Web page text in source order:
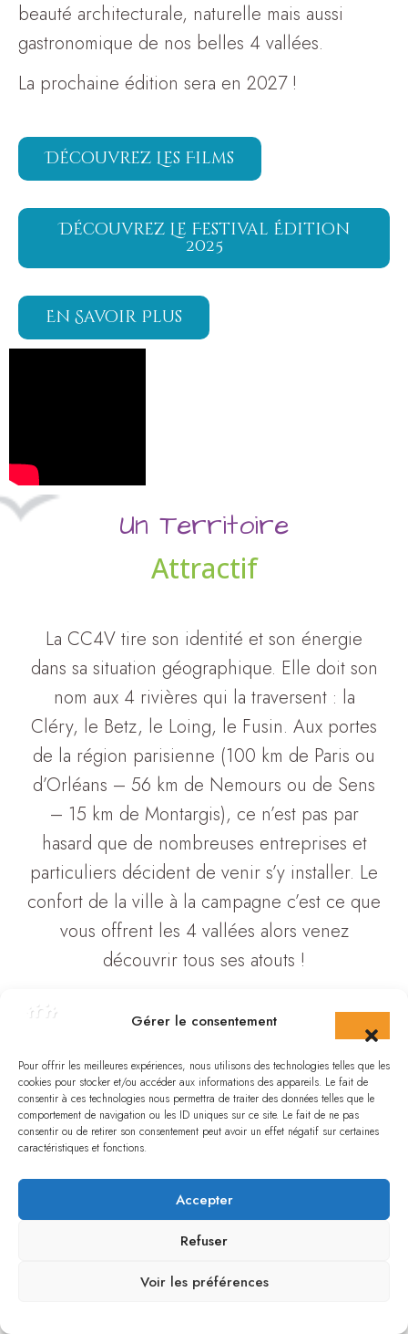
Gérer le consentement
Pour offrir les meilleures expériences, nous utilisons des technologies telles que les
cookies pour stocker et/ou accéder aux informations des appareils. Le fait de
consentir à ces technologies nous permettra de traiter des données telles que le
comportement de navigation ou les ID uniques sur ce site. Le fait de ne pas
consentir ou de retirer son consentement peut avoir un effet négatif sur certaines
caractéristiques et fonctions.
Accepter
Refuser
Voir les préférences
beauté architecturale, naturelle mais aussi
gastronomique de nos belles 4 vallées.
La prochaine édition sera en 2027 !
Découvrez Les Films
Découvrez Le Festival Édition
2025
En Savoir Plus
Un Territoire
Attractif
La CC4V tire son identité et son énergie
dans sa situation géographique. Elle doit son
nom aux 4 rivières qui la traversent : la
Cléry, le Betz, le Loing, le Fusin. Aux portes
de la région parisienne (100 km de Paris ou
d’Orléans – 56 km de Nemours ou de Sens
– 15 km de Montargis), ce n’est pas par
hasard que de nombreuses entreprises et
particuliers décident de venir s’y installer. Le
confort de la ville à la campagne c’est ce que
vous offrent les 4 vallées alors venez
découvrir tous ses atouts !
150+
Professionnels Et
Du Tourisme